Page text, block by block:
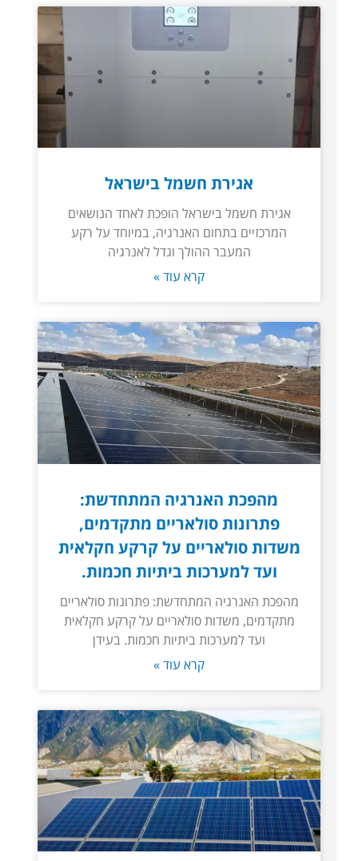
אגירת חשמל בישראל
אגירת חשמל בישראל הופכת לאחד הנושאים
המרכזיים בתחום האנרגיה, במיוחד על רקע
המעבר ההולך וגדל לאנרגיה
קרא עוד »
מהפכת האנרגיה המתחדשת:
פתרונות סולאריים מתקדמים,
משדות סולאריים על קרקע חקלאית
ועד למערכות ביתיות חכמות.
מהפכת האנרגיה המתחדשת: פתרונות סולאריים
מתקדמים, משדות סולאריים על קרקע חקלאית
ועד למערכות ביתיות חכמות. בעידן
קרא עוד »